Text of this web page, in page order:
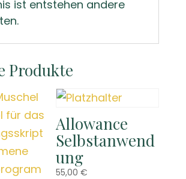
ist entstehen andere
Produkte
Allowance
Selbstanwend
ung
55,00€